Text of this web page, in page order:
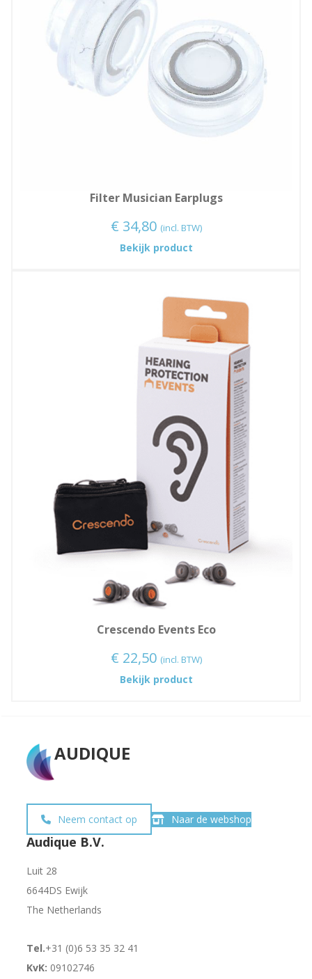
Filter Musician Earplugs
€ 34,80 (incl. BTW)
Bekijk product:
Crescendo Events Eco
€ 22,50 (incl. BTW)
Bekijk product:
AUDIQUE
Neem contact op Naar de webshop
Audique B.V.
Luit 28
6644DS Ewijk
The Netherlands
Tel.+31 (0)6 53 35 32 41
KvK: 09102746